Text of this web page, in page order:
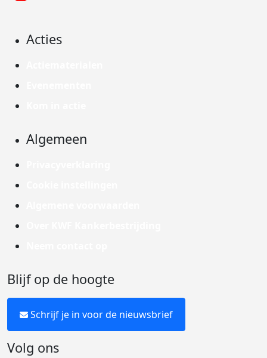
Acties
Algemeen
Blijf op de hoogte
Schrijf je in voor de nieuwsbrief
Volg ons